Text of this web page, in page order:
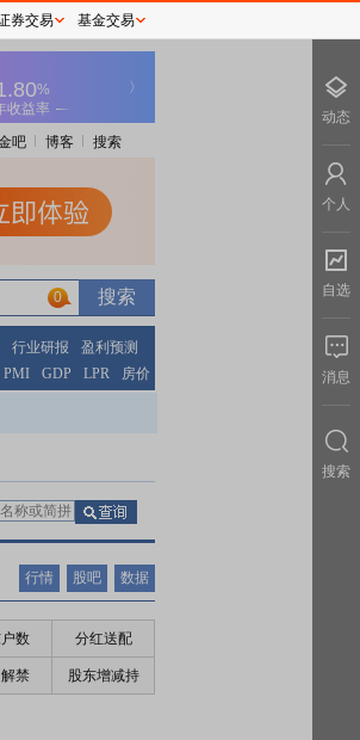
吧 博客 搜索
0
行业研报
盈利预测
PMI GDP LPR 房价
行情 股吧 数据
数 分红送配
禁 股东增减持
券交易 基金交易
动态
个人
自选
消息
搜索